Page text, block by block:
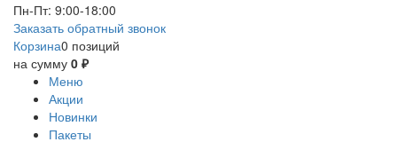
Пн-Пт: 9:00-18:00
Заказать обратный звонок
Корзина0 позиций
на сумму 0 ₽
Меню
Акции
Новинки
Пакеты